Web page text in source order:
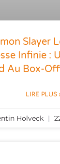
Slayer
Infinie :
Au Box-
LIRE PLUS
Holveck